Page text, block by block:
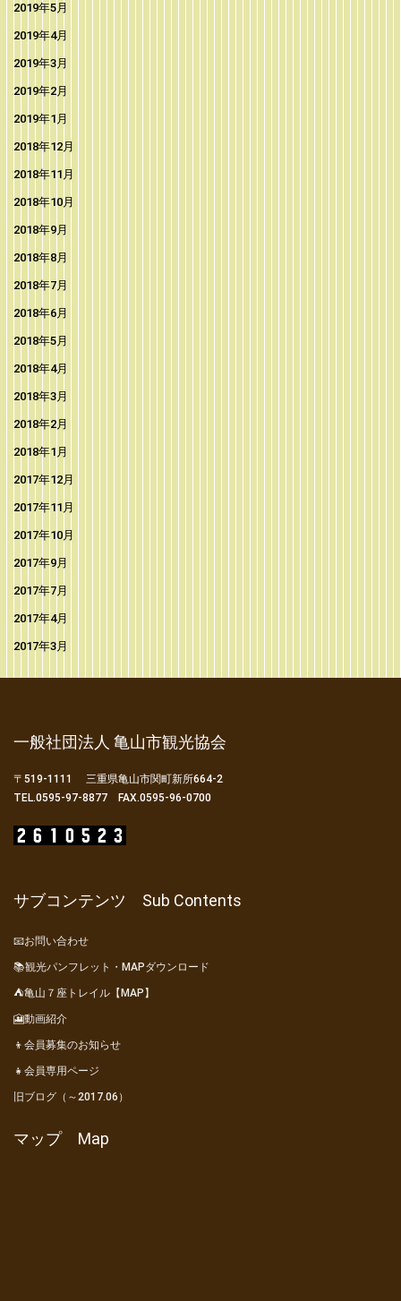
2019年5月
2019年4月
2019年3月
2019年2月
2019年1月
2018年12月
2018年11月
2018年10月
2018年9月
2018年8月
2018年7月
2018年6月
2018年5月
2018年4月
2018年3月
2018年2月
2018年1月
2017年12月
2017年11月
2017年10月
2017年9月
2017年7月
2017年4月
2017年3月
一般社団法人 亀山市観光協会
〒519-1111 三重県亀山市関町新所664-2
TEL.0595-97-8877 FAX.0595-96-0700
サブコンテンツ Sub Contents
📧お問い合わせ
📚観光パンフレット・MAPダウンロード
⛺亀山７座トレイル【MAP】
🎦動画紹介
👦会員募集のお知らせ
👧会員専用ページ
旧ブログ（～2017.06）
マップ Map